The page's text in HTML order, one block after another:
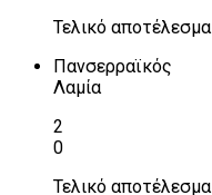
Τελικό αποτέλεσμα
Πανσερραϊκός
Λαμία
2
0
Τελικό αποτέλεσμα